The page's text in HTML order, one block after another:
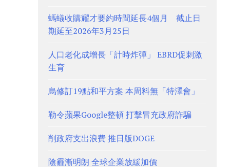
螞蟻收購耀才要約時間延長4個月 截止日
期延至2026年3月25日
人口老化成增長「計時炸彈」 EBRD促刺激
生育
烏修訂19點和平方案 本周料無「特澤會」
勒令蘋果Google整頓 打擊冒充政府詐騙
削政府支出浪費 推日版DOGE
陰霾漸明朗 全球企業放緩加價